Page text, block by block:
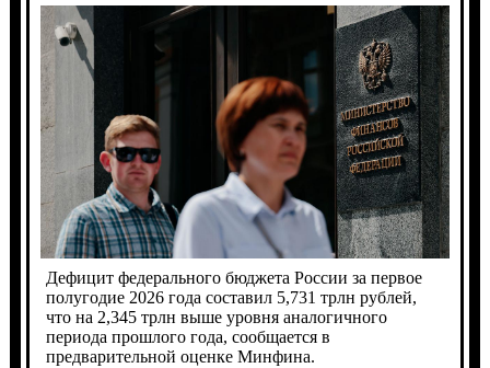
Дефицит федерального бюджета России за первое
полугодие 2026 года составил 5,731 трлн рублей,
что на 2,345 трлн выше уровня аналогичного
периода прошлого года, сообщается в
предварительной оценке Минфина.